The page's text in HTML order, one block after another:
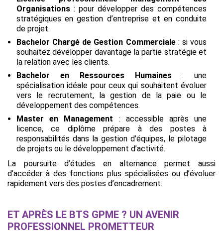
Organisations : pour développer des compétences
stratégiques en gestion d’entreprise et en conduite
de projet.
Bachelor Chargé de Gestion Commerciale : si vous
souhaitez développer davantage la partie stratégie et
la relation avec les clients.
Bachelor en Ressources Humaines : une
spécialisation idéale pour ceux qui souhaitent évoluer
vers le recrutement, la gestion de la paie ou le
développement des compétences.
Master en Management : accessible après une
licence, ce diplôme prépare à des postes à
responsabilités dans la gestion d’équipes, le pilotage
de projets ou le développement d’activité.
La poursuite d’études en alternance permet aussi
d’accéder à des fonctions plus spécialisées ou d’évoluer
rapidement vers des postes d’encadrement.
ET APRÈS LE BTS GPME ? UN AVENIR
PROFESSIONNEL PROMETTEUR